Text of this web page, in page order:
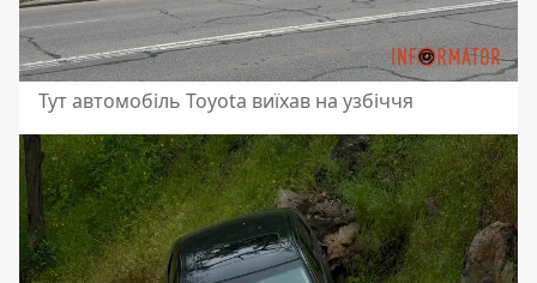
Тут автомобіль Toyota виїхав на узбіччя